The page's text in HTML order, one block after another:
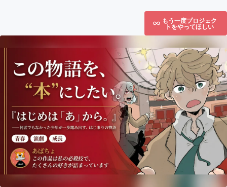
もう一度プロジェク
トをやってほしい